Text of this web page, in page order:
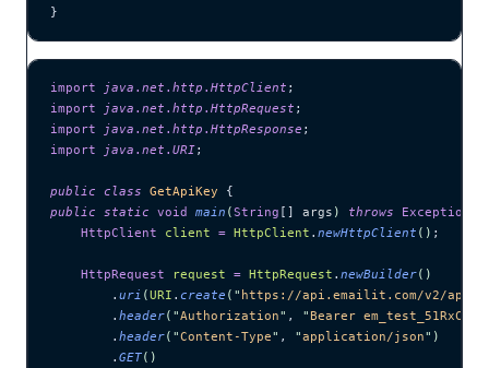
}
import java . net . http . HttpClient ;
import java . net . http . HttpRequest ;
import java . net . http . HttpResponse ;
import java . net . URI;
public class GetApiKey {
public static void main (String [] args ) throws Exception
    HttpClient
client = HttpClient . newHttpClient () ;
    HttpRequest
request = HttpRequest . newBuilder()
        .
uri (URI . create ( " https://api.emailit.com/v2/api-
        .
header( "Authorization" , "Bearer
        .
header( "Content-Type" , "application/json" )
        .
GET()